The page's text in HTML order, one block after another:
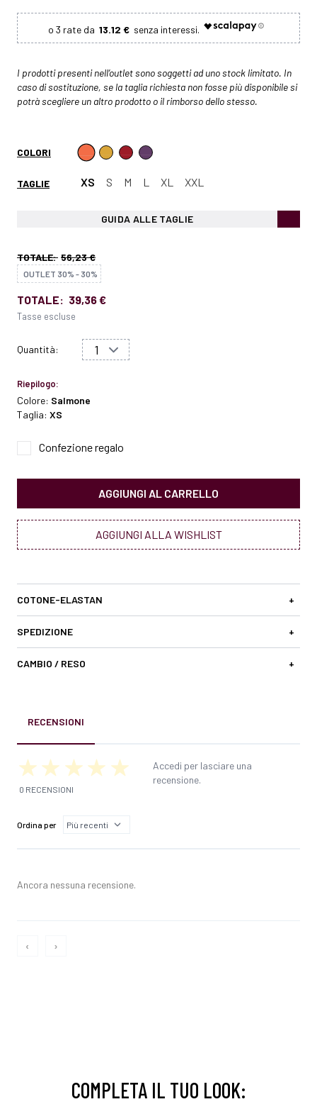
13.12 €
I prodotti presenti nell’outlet sono soggetti ad uno stock limitato. In
caso di sostituzione, se la taglia richiesta non fosse più disponibile si
potrà scegliere un altro prodotto o il rimborso dello stesso.
COLORI
TAGLIE XS S M L XL XXL
GUIDA ALLE TAGLIE
TOTALE: 56,23 €
OUTLET 30% - 30%
TOTALE: 39,36 €
Tasse escluse
Quantità:
Riepilogo:
Colore: Salmone
Taglia: XS
Confezione regalo
AGGIUNGI AL CARRELLO
AGGIUNGI ALLA WISHLIST
COTONE-ELASTAN +
SPEDIZIONE +
CAMBIO / RESO +
RECENSIONI
0 RECENSIONI
Accedi per lasciare una
recensione.
Ordina per
Ancora nessuna recensione.
‹ ›
COMPLETA IL TUO LOOK: